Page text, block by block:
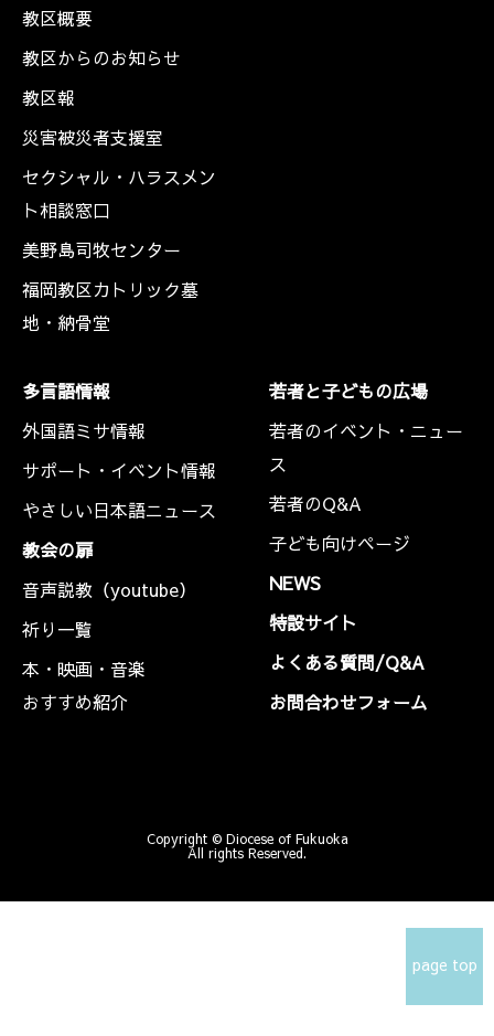
教区概要
教区からのお知らせ
教区報
災害被災者支援室
セクシャル・ハラスメン
ト相談窓口
美野島司牧センター
福岡教区カトリック墓
地・納骨堂
多言語情報
外国語ミサ情報
サポート・イベント情報
やさしい日本語ニュース
教会の扉
音声説教（youtube）
祈り一覧
本・映画・音楽
おすすめ紹介
若者と子どもの広場
若者のイベント・ニュー
ス
若者のQ&A
子ども向けページ
NEWS
特設サイト
よくある質問/Q&A
お問合わせフォーム
page top
Copyright © Diocese of Fukuoka
All rights Reserved.